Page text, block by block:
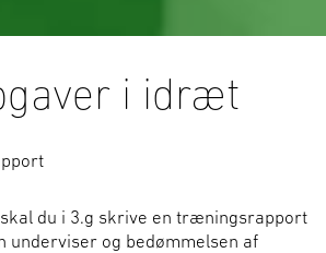
i idræt
du i 3.g skrive en træningsrapport
underviser og bedømmelsen af